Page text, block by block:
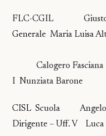
FLC-CGIL Giusto
Generale Maria Luisa
Calogero
I Nunziata Barone
CISL Scuola
Dirigente – Uff. V Luca